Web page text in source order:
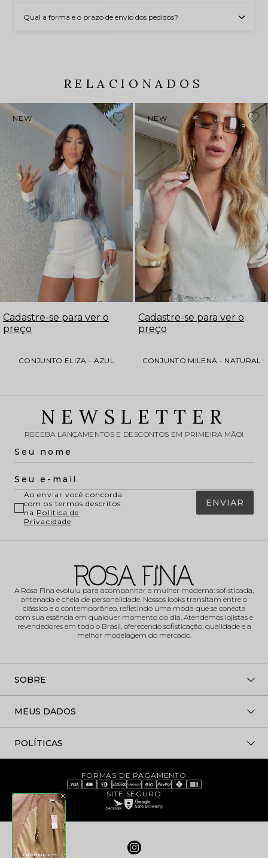
Qual a forma e o prazo de envio dos pedidos?
RELACIONADOS
NEW
CONJUNTO ELIZA - AZUL
Cadastre-se para ver o
preço
NEW
CONJUNTO MILENA - NATURAL
Cadastre-se para ver o
preço
NEWSLETTER
RECEBA LANÇAMENTOS E DESCONTOS EM PRIMEIRA MÃO!
ENVIAR
Ao enviar você concorda
com os termos descritos
na Política de
Privacidade
A Rosa Fina evoluiu para acompanhar a mulher moderna: sofisticada,
antenada e cheia de personalidade. Nossos looks transitam entre o
clássico e o contemporâneo, refletindo uma moda que se conecta
com sua essência em qualquer momento do dia. Atendemos lojistas e
revendedores em todo o Brasil, oferecendo sofisticação, qualidade e a
melhor modelagem do mercado.
SOBRE
MEUS DADOS
POLÍTICAS
FORMAS DE PAGAMENTO
SITE SEGURO